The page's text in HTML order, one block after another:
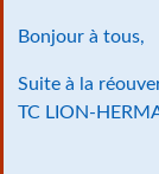
Bonjour à tous,
Suite à la
TC LION-